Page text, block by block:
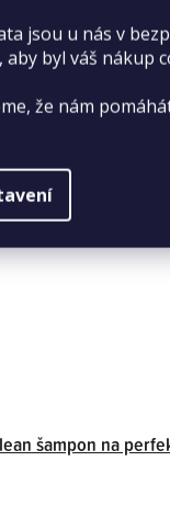
jsou u nás v
aby byl váš nákup
že nám
5
hvězdiček.
šampon na